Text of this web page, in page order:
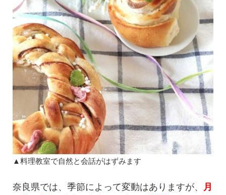
▲料理教室で自然と会話がはずみます
奈良県では、季節によって変動はありますが、 月